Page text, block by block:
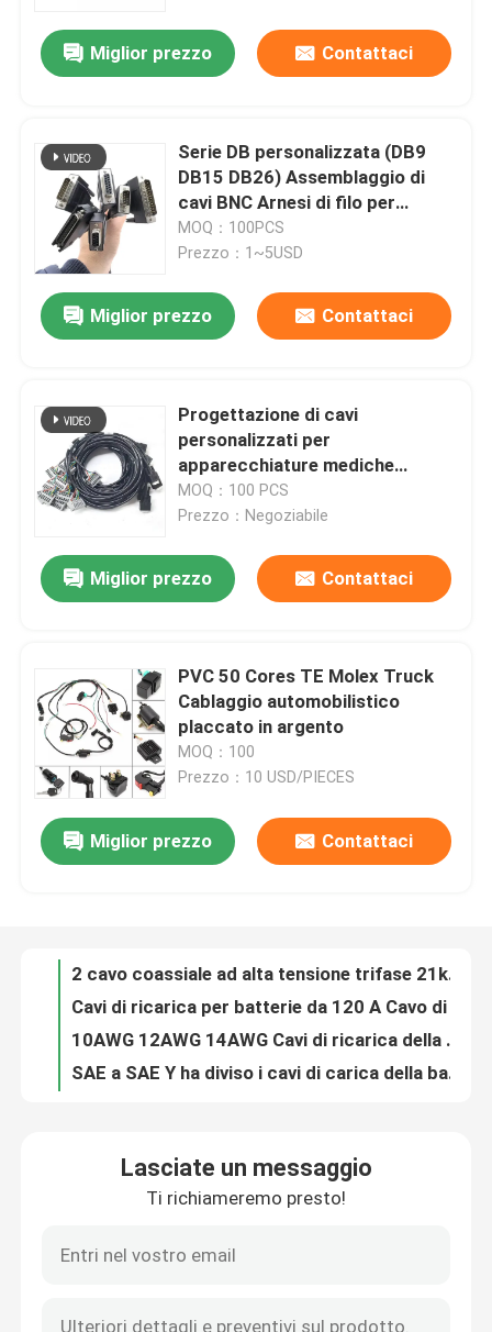
Casa
Prodotti
Chi siamo
Controllo di qualità
Contattaci
Armature di filo
assemblaggio di cavi su misura
Cavi LVDS
Miglior prezzo Contattaci
Serie DB personalizzata (DB9
DB15 DB26) Assemblaggio di
cavi BNC Arnesi di filo per
cablaggio medico e
automobilistico
MOQ：100PCS
Prezzo：1~5USD
Miglior prezzo Contattaci
Progettazione di cavi
personalizzati per
apparecchiature mediche
avanzate | Cavi flessibili e
biocompatibili da produttore di
schermatura EMI e stabilità del
segnale a lungo termine
MOQ：100 PCS
Prezzo：Negoziabile
Miglior prezzo Contattaci
PVC 50 Cores TE Molex Truck
Cablaggio automobilistico
placcato in argento
MOQ：100
Prezzo：10 USD/PIECES
Miglior prezzo Contattaci
UL3644 cavo coassiale ad alta tensione da 200 gradi 1000V 6awg cavo a nastro in silicone
10AWG 12AWG 14AWG Cavi di ricarica della batteria SAE al cablaggio del terminale ad anello
Cable LVDS ad alta flessibilità con disegno personalizzato
Assemblaggio di cavi LVDS personalizzati Trasmissione di segnali ad alta velocità per display
Lasciate un messaggio
Ti richiameremo presto!